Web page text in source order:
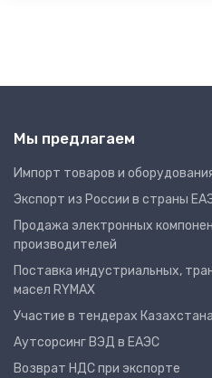
Мы предлагаем
Импорт товаров и
Экспорт из России в страны
Продажа электронных
производителей
Поставка индустриальных,
масел RYMAX
Участие в тендерах Казахстана
Аутсорсинг ВЭД в ЕАЭС
Возврат НДС при экспорте